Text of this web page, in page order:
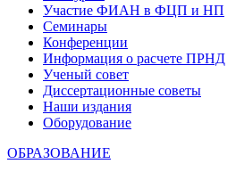
Участие ФИАН в ФЦП и НП
Семинары
Конференции
Информация о расчете ПРНД
Ученый совет
Диссертационные советы
Наши издания
Оборудование
ОБРАЗОВАНИЕ